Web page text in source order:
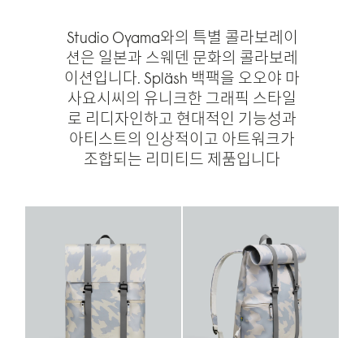
Studio Oyama와의 특별 콜라보레이
션은 일본과 스웨덴 문화의 콜라보레
이션입니다. Spläsh 백팩을 오오야 마
사요시씨의 유니크한 그래픽 스타일
로 리디자인하고 현대적인 기능성과
아티스트의 인상적이고 아트워크가
조합되는 리미티드 제품입니다